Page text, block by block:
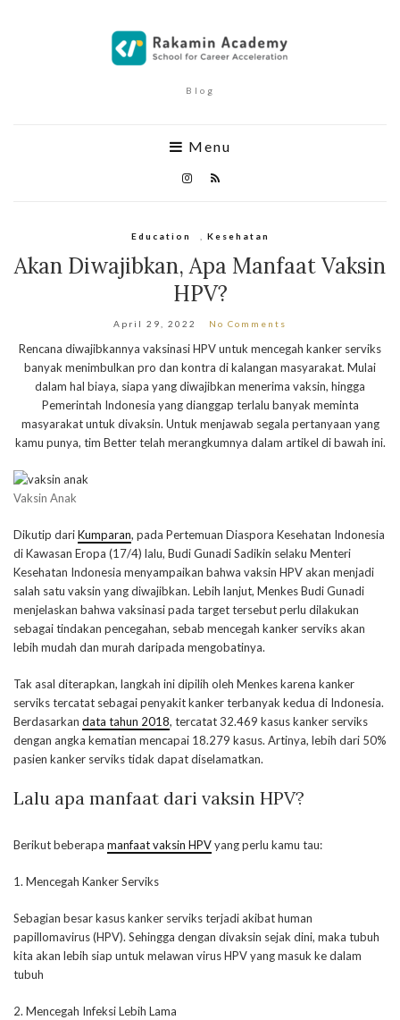
Blog
Menu
Education Kesehatan
Akan Diwajibkan, Apa Manfaat Vaksin
HPV?
April 29, 2022 No Comments
Rencana diwajibkannya vaksinasi HPV untuk mencegah kanker serviks
banyak menimbulkan pro dan kontra di kalangan masyarakat. Mulai
dalam hal biaya, siapa yang diwajibkan menerima vaksin, hingga
Pemerintah Indonesia yang dianggap terlalu banyak meminta
masyarakat untuk divaksin. Untuk menjawab segala pertanyaan yang
kamu punya, tim Better telah merangkumnya dalam artikel di bawah ini.
Vaksin Anak
Dikutip dariKumparan, pada Pertemuan Diaspora Kesehatan Indonesia
di Kawasan Eropa (17/4) lalu, Budi Gunadi Sadikin selaku Menteri
Kesehatan Indonesia menyampaikan bahwa vaksin HPV akan menjadi
salah satu vaksin yang diwajibkan. Lebih lanjut, Menkes Budi Gunadi
menjelaskan bahwa vaksinasi pada target tersebut perlu dilakukan
sebagai tindakan pencegahan, sebab mencegah kanker serviks akan
lebih mudah dan murah daripada mengobatinya.
Tak asal diterapkan, langkah ini dipilih oleh Menkes karena kanker
serviks tercatat sebagai penyakit kanker terbanyak kedua di Indonesia.
Berdasarkan data tahun 2018, tercatat 32.469 kasus kanker serviks
dengan angka kematian mencapai 18.279 kasus. Artinya, lebih dari 50%
pasien kanker serviks tidak dapat diselamatkan.
Lalu apa manfaat dari vaksin HPV?
Berikut beberapa manfaat vaksin HPVyang perlu kamu tau:
1. Mencegah Kanker Serviks
Sebagian besar kasus kanker serviks terjadi akibat human
papillomavirus (HPV). Sehingga dengan divaksin sejak dini, maka tubuh
kita akan lebih siap untuk melawan virus HPV yang masuk ke dalam
tubuh
2. Mencegah Infeksi Lebih Lama